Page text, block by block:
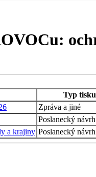
Typ tisku
Zpráva a jiné
Poslanecký
a krajiny Poslanecký